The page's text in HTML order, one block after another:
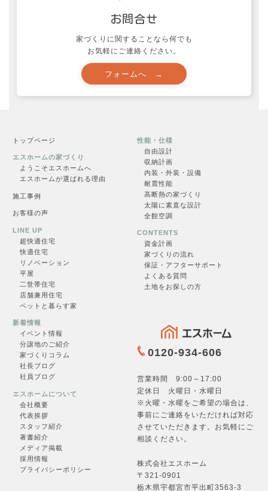
資料請求
見学会一覧
一覧を見る →
お問合せ
家づくりに関することなら何でも
お気軽にご連絡ください。
フォームへ →
トップページ
エスホームの家づくり
ようこそエスホームへ
エスホームが選ばれる理由
施工事例
お客様の声
LINE UP
超快適住宅
快適住宅
リノベーション
平屋
二世帯住宅
店舗兼用住宅
ペットと暮らす家
性能・仕様
自由設計
収納計画
内装・外装・設備
耐震性能
高断熱の家づくり
太陽に素直な設計
全館空調
CONTENTS
資金計画
家づくりの流れ
保証・アフターサポート
よくある質問
土地をお探しの方
新着情報
イベント情報
分譲地のご紹介
家づくりコラム
社長ブログ
社員ブログ
エスホームについて
会社概要
代表挨拶
スタッフ紹介
著書紹介
メディア掲載
採用情報
プライバシーポリシー
0120-934-606
営業時間 9:00～17:00
定休日 火曜日・水曜日
※火曜・水曜をご希望の場合は、
事前にご連絡をいただければ対応
させていただきます。お気軽にご
相談ください。
株式会社エスホーム
〒321-0901
栃木県宇都宮市平出町3563-3